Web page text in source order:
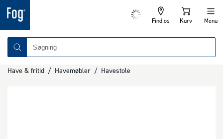
Find os Kurv Menu
Have & fritid / Havemøbler / Havestole